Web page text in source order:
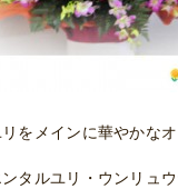
をメインに華やかな
ンタルユリ・ウンリュ